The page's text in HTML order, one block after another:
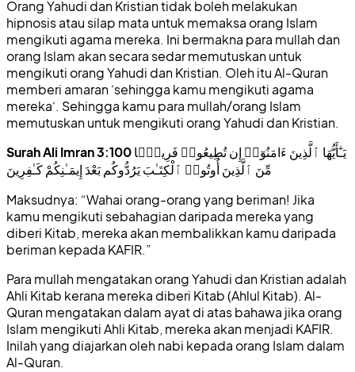
Orang Yahudi dan Kristian tidak boleh melakukan
hipnosis atau silap mata untuk memaksa orang Islam
mengikuti agama mereka. Ini bermakna para mullah dan
orang Islam akan secara sedar memutuskan untuk
mengikuti orang Yahudi dan Kristian. Oleh itu Al-Quran
memberi amaran ‘sehingga kamu mengikuti agama
mereka‘. Sehingga kamu para mullah/orang Islam
memutuskan untuk mengikuti orang Yahudi dan Kristian.
Surah Ali Imran 3:100
مِّنَ ٱلَّذِينَ أُوتُوا۟ ٱلْكِتَـٰبَ يَرُدُّوكُم بَعْدَ إِيمَـٰنِكُمْ كَـٰفِرِينَ
Maksudnya: “Wahai orang-orang yang beriman! Jika
kamu mengikuti sebahagian daripada mereka yang
diberi Kitab, mereka akan membalikkan kamu daripada
beriman kepada KAFIR.”
Para mullah mengatakan orang Yahudi dan Kristian adalah
Ahli Kitab kerana mereka diberi Kitab (Ahlul Kitab). Al-
Quran mengatakan dalam ayat di atas bahawa jika orang
Islam mengikuti Ahli Kitab, mereka akan menjadi KAFIR.
Inilah yang diajarkan oleh nabi kepada orang Islam dalam
Al-Quran.